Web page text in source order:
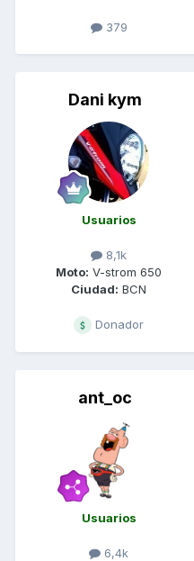
379
Dani kym
Usuarios
8,1k
Moto: V-strom 650
Ciudad: BCN
Donador
ant_oc
Usuarios
6,4k